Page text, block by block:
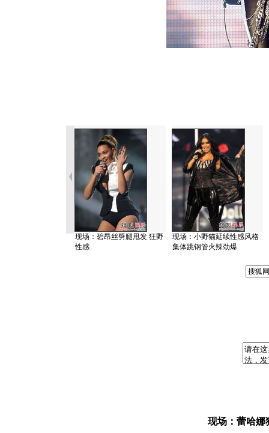
现场：碧昂丝劈腿甩发 狂野
性感
现场：小野猫延续性感风格
集体跳钢管火辣劲爆
现场：蕾哈娜